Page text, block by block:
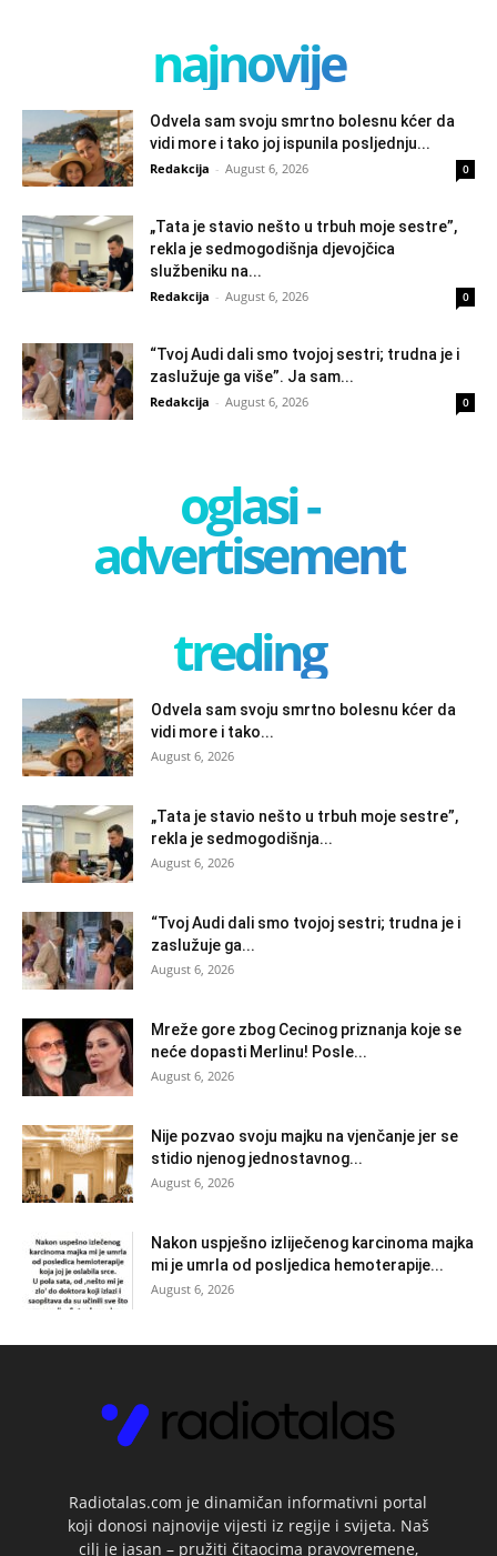
najnovije
Odvela sam svoju smrtno bolesnu kćer da
vidi more i tako joj ispunila posljednju...
Redakcija - August 6, 2026 0
„Tata je stavio nešto u trbuh moje sestre”,
rekla je sedmogodišnja djevojčica
službeniku na...
Redakcija - August 6, 2026 0
“Tvoj Audi dali smo tvojoj sestri; trudna je i
zaslužuje ga više”. Ja sam...
Redakcija - August 6, 2026 0
oglasi -
advertisement
treding
Odvela sam svoju smrtno bolesnu kćer da
vidi more i tako...
August 6, 2026
„Tata je stavio nešto u trbuh moje sestre”,
rekla je sedmogodišnja...
August 6, 2026
“Tvoj Audi dali smo tvojoj sestri; trudna je i
zaslužuje ga...
August 6, 2026
Mreže gore zbog Cecinog priznanja koje se
neće dopasti Merlinu! Posle...
August 6, 2026
Nije pozvao svoju majku na vjenčanje jer se
stidio njenog jednostavnog...
August 6, 2026
Nakon uspješno izliječenog karcinoma majka
mi je umrla od posljedica hemoterapije...
August 6, 2026
Radiotalas.com je dinamičan informativni portal
koji donosi najnovije vijesti iz regije i svijeta. Naš
cilj je jasan – pružiti čitaocima pravovremene,